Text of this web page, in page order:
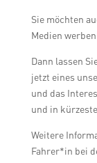
Sie möchten
Medien
Dann lassen
jetzt eines
und das
und in
Weitere
Fahrer*in bei